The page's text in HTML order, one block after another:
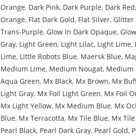
Orange, Dark Pink, Dark Purple, Dark Red,
Orange, Flat Dark Gold, Flat Silver, Glitter
Trans-Purple, Glow In Dark Opaque,
Gray, Light Green, Light Lilac, Light Lime,
Lime, Little Robots Blue, Maersk Blue,
Medium Lime, Medium Nougat, Medium
Aqua Green, Mx Black, Mx Brown, Mx
Light Gray, Mx Foil Light Green, Mx Foil
Mx Light Yellow, Mx Medium Blue, Mx
Blue, Mx Terracotta, Mx Tile Blue, Mx
Pearl Black, Pearl Dark Gray, Pearl Gold,